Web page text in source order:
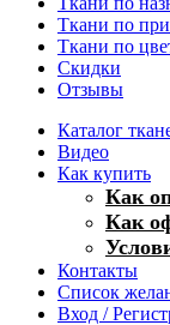
Ткани по
Ткани по
Скидки
Отзывы
Каталог
Видео
Как купить
Как
Как
Контакты
Список
Вход /